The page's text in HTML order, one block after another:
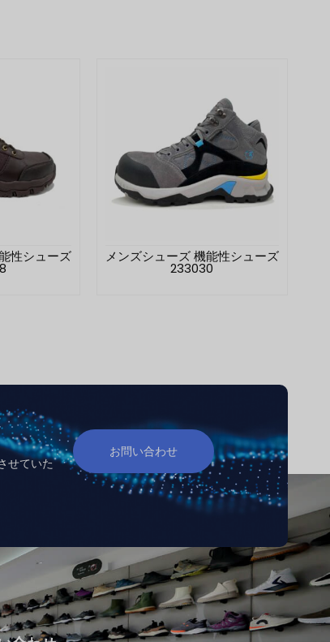
性シューズ メンズシューズ 機能性シューズ
233030
せていた
お問い合わせ